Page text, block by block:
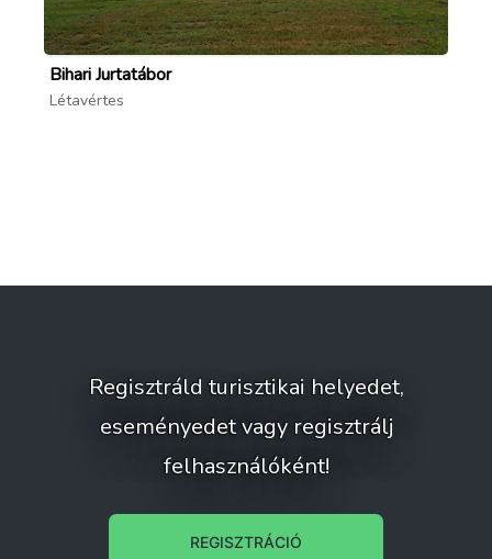
Bihari Jurtatábor
Létavértes
Regisztráld turisztikai helyedet,
eseményedet vagy regisztrálj
felhasználóként!
REGISZTRÁCIÓ